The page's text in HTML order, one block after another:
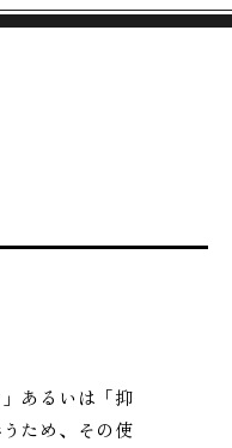
あるいは「抑
ため、その使